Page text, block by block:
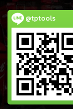
@tptools